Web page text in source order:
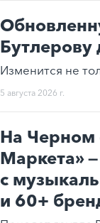
Бутлерову
Изменится не
5 августа 2026 г.
На Черном
Маркета»
с
и 60+